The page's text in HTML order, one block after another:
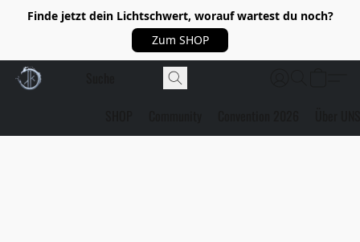
Finde jetzt dein Lichtschwert, worauf wartest du noch?
Zum SHOP